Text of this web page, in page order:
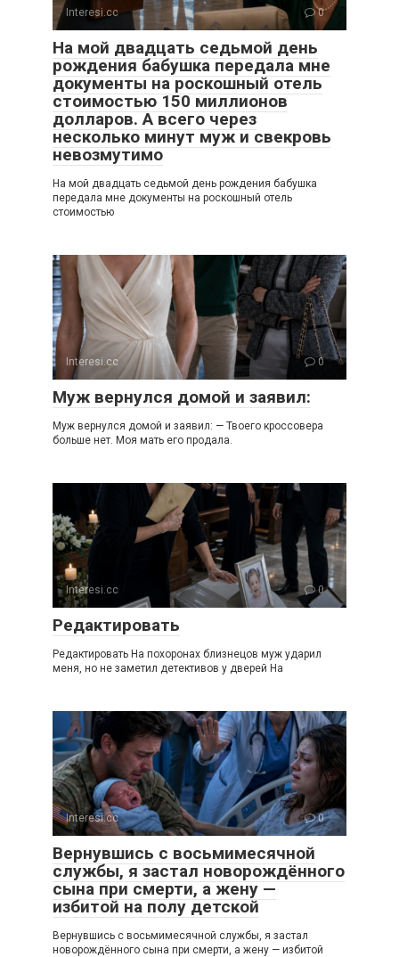
Interesi.cc 0
На мой двадцать седьмой день
рождения бабушка передала мне
документы на роскошный отель
стоимостью 150 миллионов
долларов. А всего через
несколько минут муж и свекровь
невозмутимо
На мой двадцать седьмой день рождения бабушка
передала мне документы на роскошный отель
стоимостью
Interesi.cc 0
Муж вернулся домой и заявил:
Муж вернулся домой и заявил: — Твоего кроссовера
больше нет. Моя мать его продала.
Interesi.cc 0
Редактировать
Редактировать На похоронах близнецов муж ударил
меня, но не заметил детективов у дверей На
Interesi.cc 0
Вернувшись с восьмимесячной
службы, я застал новорождённого
сына при смерти, а жену —
избитой на полу детской
Вернувшись с восьмимесячной службы, я застал
новорождённого сына при смерти, а жену — избитой